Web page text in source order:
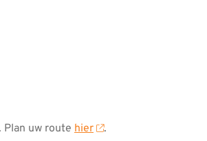
uw route hier
.